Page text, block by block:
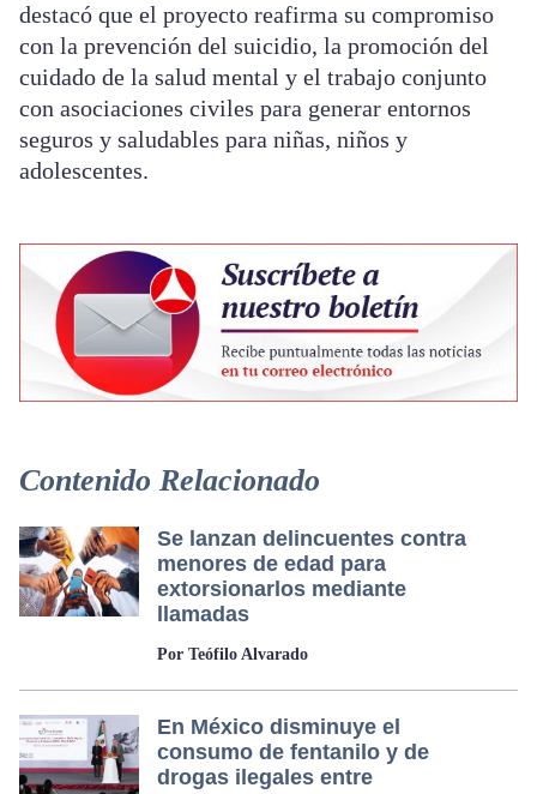
destacó que el proyecto reafirma su compromiso
con la prevención del suicidio, la promoción del
cuidado de la salud mental y el trabajo conjunto
con asociaciones civiles para generar entornos
seguros y saludables para niñas, niños y
adolescentes.
Contenido Relacionado
Se lanzan delincuentes contra
menores de edad para
extorsionarlos mediante
llamadas
Por Teófilo Alvarado
En México disminuye el
consumo de fentanilo y de
drogas ilegales entre